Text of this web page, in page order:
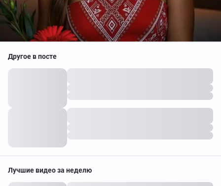
Другое в посте
Лучшие видео за неделю